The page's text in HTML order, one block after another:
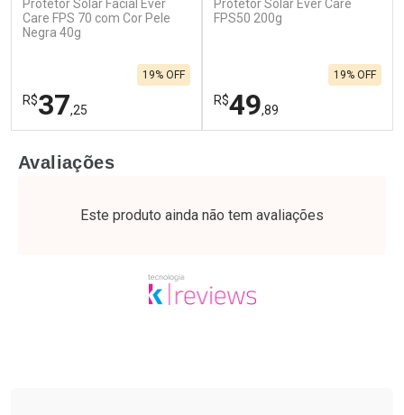
Protetor Solar Facial Ever
Care FPS 70 com Cor Pele
Negra 40g
R$37,25
19% OFF
Laboratório
Por Menos
Protetor Solar Ever Care
FPS50 200g
R$49,89
19% OFF
Laboratório
Por Menos
Avaliações
Este produto ainda não tem avaliações